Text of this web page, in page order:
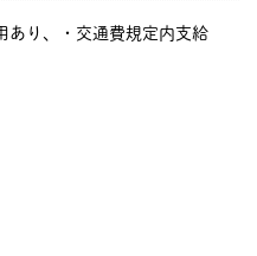
あり、・交通費規定内支給